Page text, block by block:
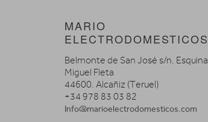
MARIO
ELECTRODOMESTICOS
Belmonte de San José s/n. Esquina
Miguel Fleta
44600. Alcañiz (Teruel)
+34 978 83 03 82
Info@marioelectrodomesticos.com